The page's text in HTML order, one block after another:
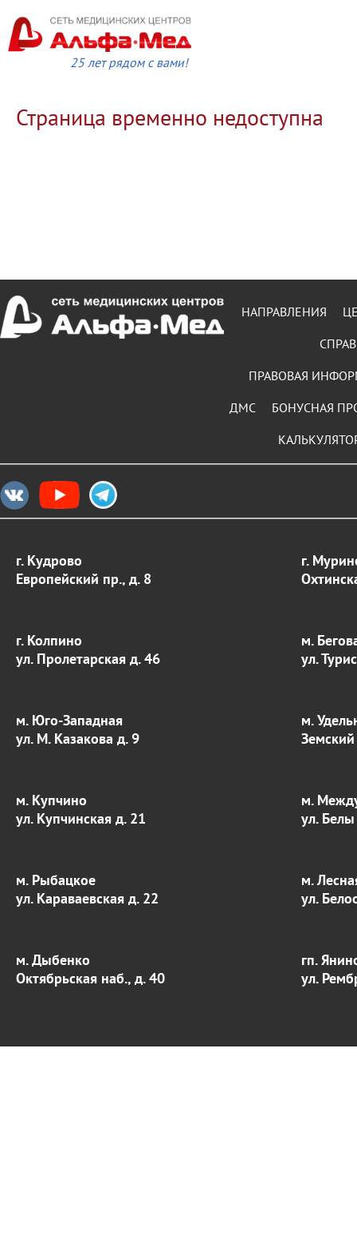
25 лет рядом с вами!
Страница временно недоступна
НАПРАВЛЕНИЯ
ПРАВОВАЯ
БОНУСНАЯ
ДМС
г. Кудрово
Европейский пр., д. 8
г.
г. Колпино
ул. Пролетарская д. 46
м.
ул.
м. Юго-Западная
ул. М. Казакова д. 9
м.
м. Купчино
ул. Купчинская д. 21
м.
ул.
м. Рыбацкое
ул. Караваевская д. 22
м.
ул.
м. Дыбенко
Октябрьская наб., д. 40
гп.
ул.